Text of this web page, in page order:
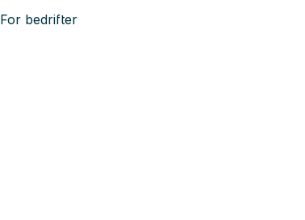
For bedrifter